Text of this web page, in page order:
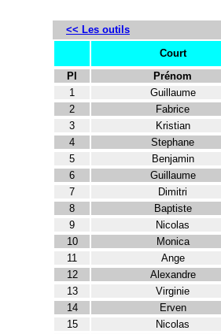
<< Les outils
Court
Pl
Prénom
1
Guillaume
2
Fabrice
3
Kristian
4
Stephane
5
Benjamin
6
Guillaume
7
Dimitri
8
Baptiste
9
Nicolas
10
Monica
11
Ange
12
Alexandre
13
Virginie
14
Erven
15
Nicolas